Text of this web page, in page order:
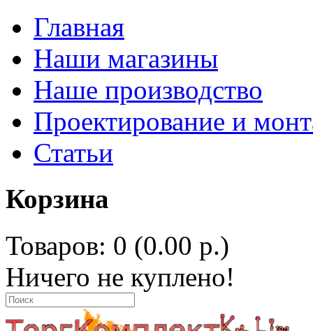
Главная
Наши магазины
Наше производство
Проектирование и
Статьи
Корзина
Товаров: 0 (0.00 р.)
Ничего не куплено!